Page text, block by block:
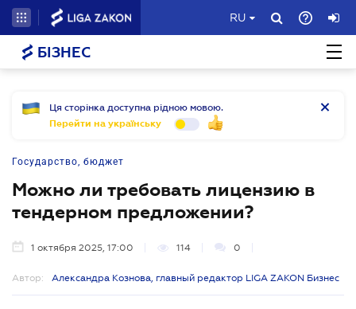
RU
БІЗНЕС
Ця сторінка доступна рідною мовою.
Перейти на українську
Государство, бюджет
Можно ли требовать лицензию в
тендерном предложении?
1 октября 2025, 17:00 114 0
Автор: Александра Кознова, главный редактор LIGA ZAKON Бизнес